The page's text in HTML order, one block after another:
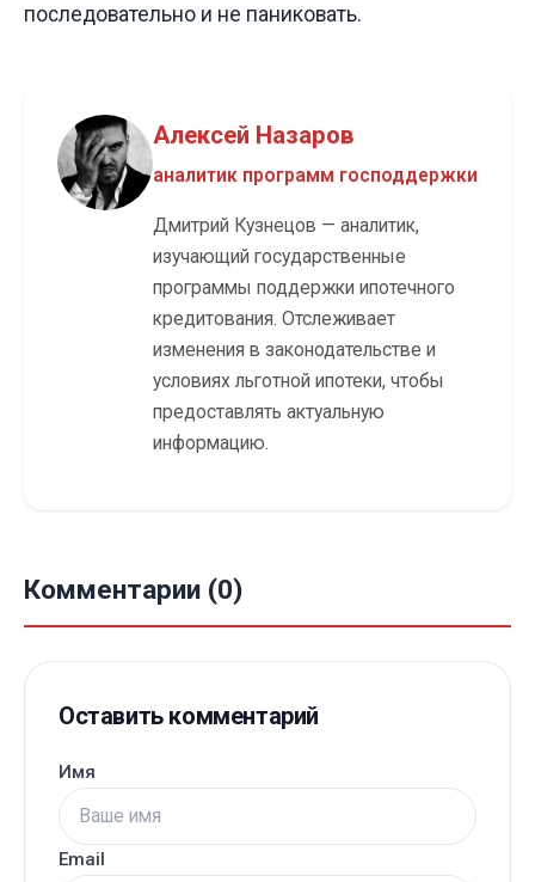
последовательно и не паниковать.
Алексей Назаров
аналитик программ господдержки
Дмитрий Кузнецов — аналитик,
изучающий государственные
программы поддержки ипотечного
кредитования. Отслеживает
изменения в законодательстве и
условиях льготной ипотеки, чтобы
предоставлять актуальную
информацию.
Комментарии (0)
Оставить комментарий
Имя
Email